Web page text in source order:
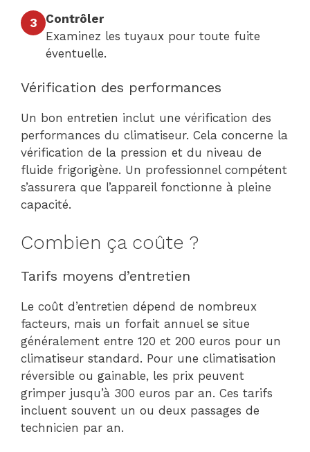
3
Contrôler
Examinez les tuyaux pour toute fuite
éventuelle.
Vérification des performances
Un bon entretien inclut une vérification des
performances du climatiseur. Cela concerne la
vérification de la pression et du niveau de
fluide frigorigène. Un professionnel compétent
s’assurera que l’appareil fonctionne à pleine
capacité.
Combien ça coûte ?
Tarifs moyens d’entretien
Le coût d’entretien dépend de nombreux
facteurs, mais un forfait annuel se situe
généralement entre 120 et 200 euros pour un
climatiseur standard. Pour une climatisation
réversible ou gainable, les prix peuvent
grimper jusqu’à 300 euros par an. Ces tarifs
incluent souvent un ou deux passages de
technicien par an.